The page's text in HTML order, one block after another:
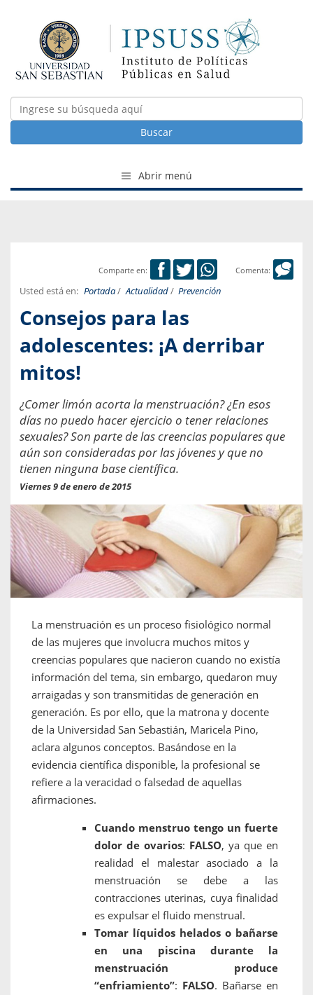
Buscar
Abrir menú
Comparte en: Comenta:
Usted está en: Portada/ Actualidad/ Prevención
Consejos para las
adolescentes: ¡A derribar
mitos!
¿Comer limón acorta la menstruación? ¿En esos
días no puedo hacer ejercicio o tener relaciones
sexuales? Son parte de las creencias populares que
aún son consideradas por las jóvenes y que no
tienen ninguna base científica.
Viernes 9 de enero de 2015
La menstruación es un proceso fisiológico normal
de las mujeres que involucra muchos mitos y
creencias populares que nacieron cuando no existía
información del tema, sin embargo, quedaron muy
arraigadas y son transmitidas de generación en
generación. Es por ello, que la matrona y docente
de la Universidad San Sebastián, Maricela Pino,
aclara algunos conceptos. Basándose en la
evidencia científica disponible, la profesional se
refiere a la veracidad o falsedad de aquellas
afirmaciones.
Cuando menstruo tengo un fuerte
dolor de ovarios: FALSO, ya que en
realidad el malestar asociado a la
menstruación se debe a las
contracciones uterinas, cuya finalidad
es expulsar el fluido menstrual.
Tomar líquidos helados o bañarse
en una piscina durante la
menstruación produce
“enfriamiento”: FALSO. Bañarse en